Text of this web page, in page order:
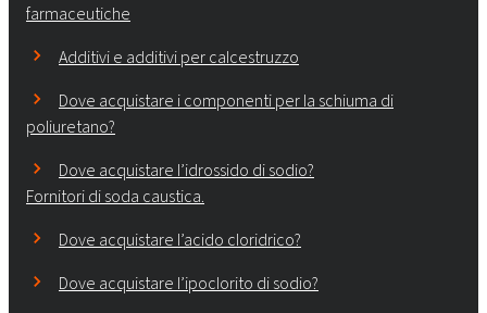
farmaceutiche
Additivi e additivi per calcestruzzo
Dove acquistare i componenti per la schiuma di
poliuretano?
Dove acquistare l’idrossido di sodio?
Fornitori di soda caustica.
Dove acquistare l’acido cloridrico?
Dove acquistare l’ipoclorito di sodio?